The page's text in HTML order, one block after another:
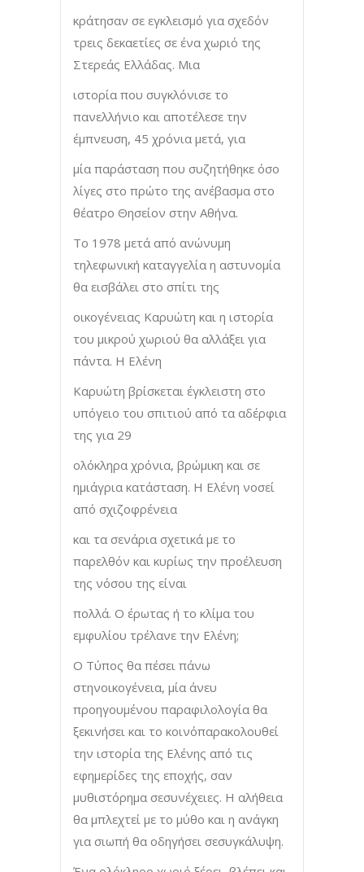
κράτησαν σε εγκλεισμό για σχεδόν
τρεις δεκαετίες σε ένα χωριό της
Στερεάς Ελλάδας. Μια
ιστορία που συγκλόνισε το
πανελλήνιο και αποτέλεσε την
έμπνευση, 45 χρόνια μετά, για
μία παράσταση που συζητήθηκε όσο
λίγες στο πρώτο της ανέβασμα στο
θέατρο Θησείον στην Αθήνα.
Το 1978 μετά από ανώνυμη
τηλεφωνική καταγγελία η αστυνομία
θα εισβάλει στο σπίτι της
οικογένειας Καρυώτη και η ιστορία
του μικρού χωριού θα αλλάξει για
πάντα. Η Ελένη
Καρυώτη βρίσκεται έγκλειστη στο
υπόγειο του σπιτιού από τα αδέρφια
της για 29
ολόκληρα χρόνια, βρώμικη και σε
ημιάγρια κατάσταση. Η Ελένη νοσεί
από σχιζοφρένεια
και τα σενάρια σχετικά με το
παρελθόν και κυρίως την προέλευση
της νόσου της είναι
πολλά. Ο έρωτας ή το κλίμα του
εμφυλίου τρέλανε την Ελένη;
Ο Τύπος θα πέσει πάνω
στηνοικογένεια, μία άνευ
προηγουμένου παραφιλολογία θα
ξεκινήσει και το κοινόπαρακολουθεί
την ιστορία της Ελένης από τις
εφημερίδες της εποχής, σαν
μυθιστόρημα σεσυνέχειες. Η αλήθεια
θα μπλεχτεί με το μύθο και η ανάγκη
για σιωπή θα οδηγήσει σεσυγκάλυψη.